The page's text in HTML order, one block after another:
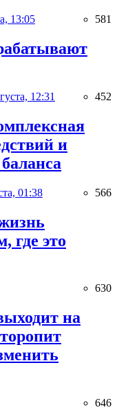
13:05 581
12:31 452
и
01:38 566
где это
630
на
646